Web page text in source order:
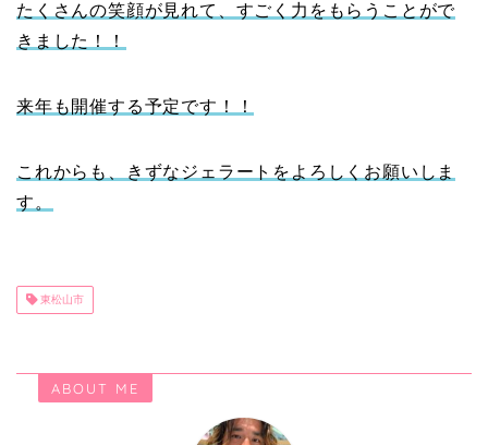
たくさんの笑顔が見れて、すごく力をもらうことがで
きました！！
来年も開催する予定です！！
これからも、きずなジェラートをよろしくお願いしま
す。
東松山市
ABOUT ME